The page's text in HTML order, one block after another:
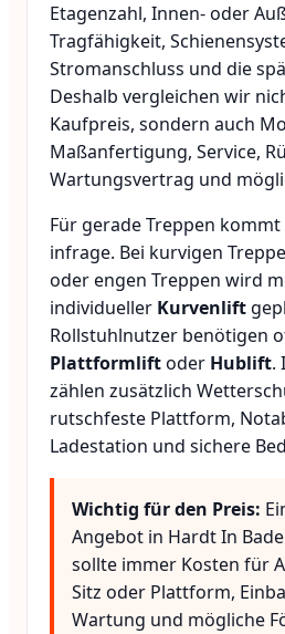
Etagenzahl, Innen- oder
Tragfähigkeit,
Stromanschluss und die
Deshalb vergleichen wir
Kaufpreis, sondern auch
Maßanfertigung, Service,
Wartungsvertrag und
Für gerade Treppen
infrage. Bei kurvigen
oder engen Treppen wird
individueller Kurvenlift
Rollstuhlnutzer benötigen
Plattformliftoder Hublift.
zählen zusätzlich
rutschfeste Plattform,
Ladestation und sichere
Wichtig für den Preis:
Angebot in Hardt In
sollte immer Kosten für
Sitz oder Plattform,
Wartung und mögliche